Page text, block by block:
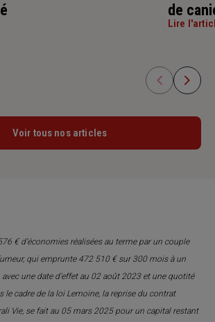
de
Lire
Voir tous nos articles
€ d’économies réalisées au terme par un couple
qui emprunte 472 510 € sur 300 mois à un
avec une date d’effet au 02 août 2023 et une quotité
le cadre de la loi Lemoine, la reprise du contrat
Vie, se fait au 05 mars 2025 pour un capital restant